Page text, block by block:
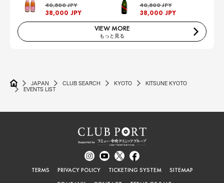
40,800 JPY
38,000 JPY
40,800 JPY
38,000 JPY
VIEW MORE
もっと見る
JAPAN CLUB SEARCH KYOTO
KITSUNE KYOTO
EVENTS LIST
TERMS PRIVACY POLICY TICKETING SYSTEM
SITEMAP